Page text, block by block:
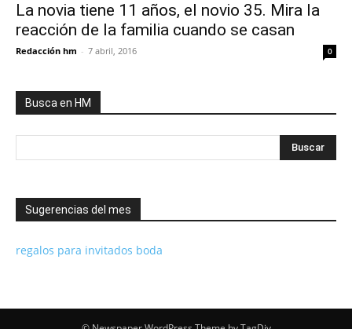
La novia tiene 11 años, el novio 35. Mira la
reacción de la familia cuando se casan
Redacción hm - 7 abril, 2016 0
Busca en HM
Sugerencias del mes
regalos para invitados boda